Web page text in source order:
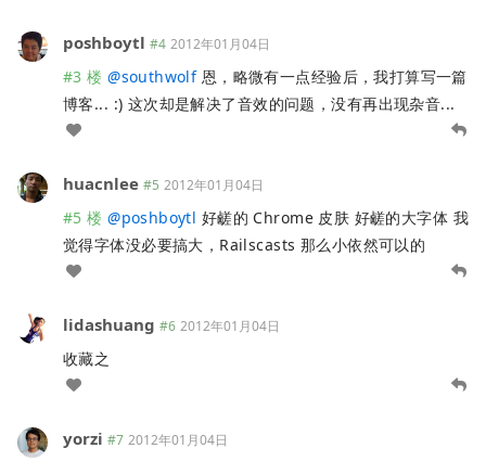
poshboytl #4 2012年01月04日
#3 楼 @southwolf恩，略微有一点经验后，我打算写一篇
博客... :) 这次却是解决了音效的问题，没有再出现杂音...
huacnlee #5 2012年01月04日
#5 楼 @poshboytl 好鹾的 Chrome 皮肤 好鹾的大字体 我
觉得字体没必要搞大，Railscasts 那么小依然可以的
lidashuang #6 2012年01月04日
收藏之
yorzi #7 2012年01月04日